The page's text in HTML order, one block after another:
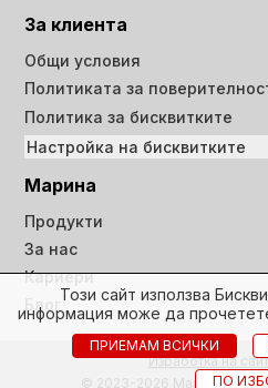
За клиента
Общи условия
Политиката за
Политика за бисквитките
Настройка на бисквитките
Марина
Продукти
За нас
Кариери
Блог
Изработка на
© 2023-2026 Марина ООД
Този сайт използва
информация може да
ПРИЕМАМ ВСИЧКИ
ПО